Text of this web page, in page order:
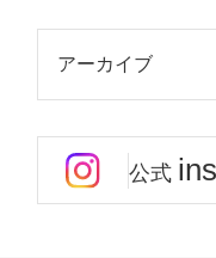
アーカイブ
公式